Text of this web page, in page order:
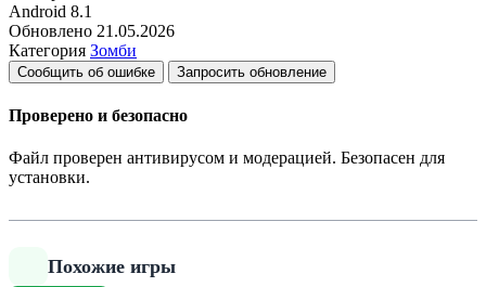
Android 8.1
Обновлено 21.05.2026
Категория Зомби
Сообщить об ошибке Запросить обновление
Проверено и безопасно
Файл проверен антивирусом и модерацией. Безопасен для
установки.
Похожие игры